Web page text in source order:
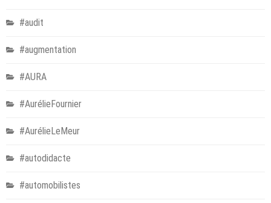
#audit
#augmentation
#AURA
#AurélieFournier
#AurélieLeMeur
#autodidacte
#automobilistes